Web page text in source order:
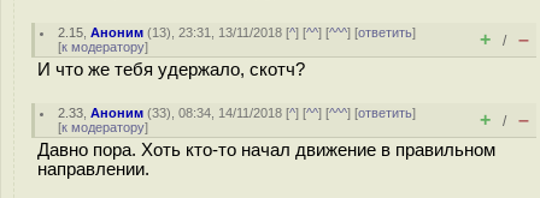
2.15 ,Аноним (13), 23:31, 13/11/2018 [^] [^^] [^^^] [ответить]
[к модератору] + / –
И что же тебя удержало, скотч?
2.33 ,Аноним (33), 08:34, 14/11/2018 [^] [^^] [^^^] [ответить]
[к модератору] + / –
Давно пора. Хоть кто-то начал движение в правильном
направлении.